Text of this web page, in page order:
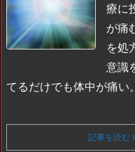
療に
が痛
を処
意識
てるだけでも体中が痛い
記事を読む